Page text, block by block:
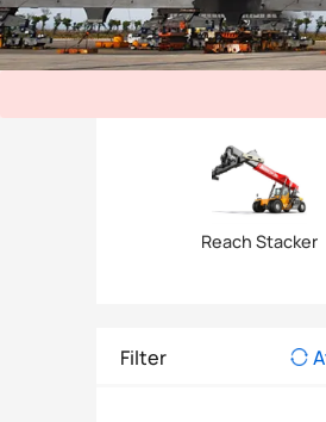
Reach Stacker
Filter